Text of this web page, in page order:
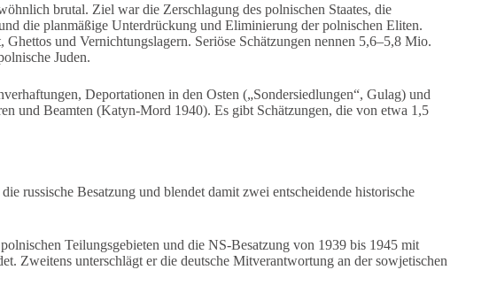
brutal. Ziel war die Zerschlagung des polnischen Staates, die
die planmäßige Unterdrückung und Eliminierung der polnischen Eliten.
und Vernichtungslagern. Seriöse Schätzungen nennen 5,6–5,8 Mio.
Juden.
Deportationen in den Osten („Sondersiedlungen“, Gulag) und
und Beamten (Katyn-Mord 1940). Es gibt Schätzungen, die von etwa 1,5
russische Besatzung und blendet damit zwei entscheidende historische
Teilungsgebieten und die NS-Besatzung von 1939 bis 1945 mit
Zweitens unterschlägt er die deutsche Mitverantwortung an der sowjetischen